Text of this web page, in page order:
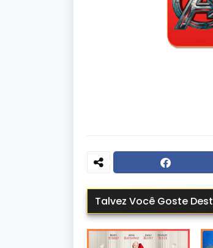
Talvez Você Goste